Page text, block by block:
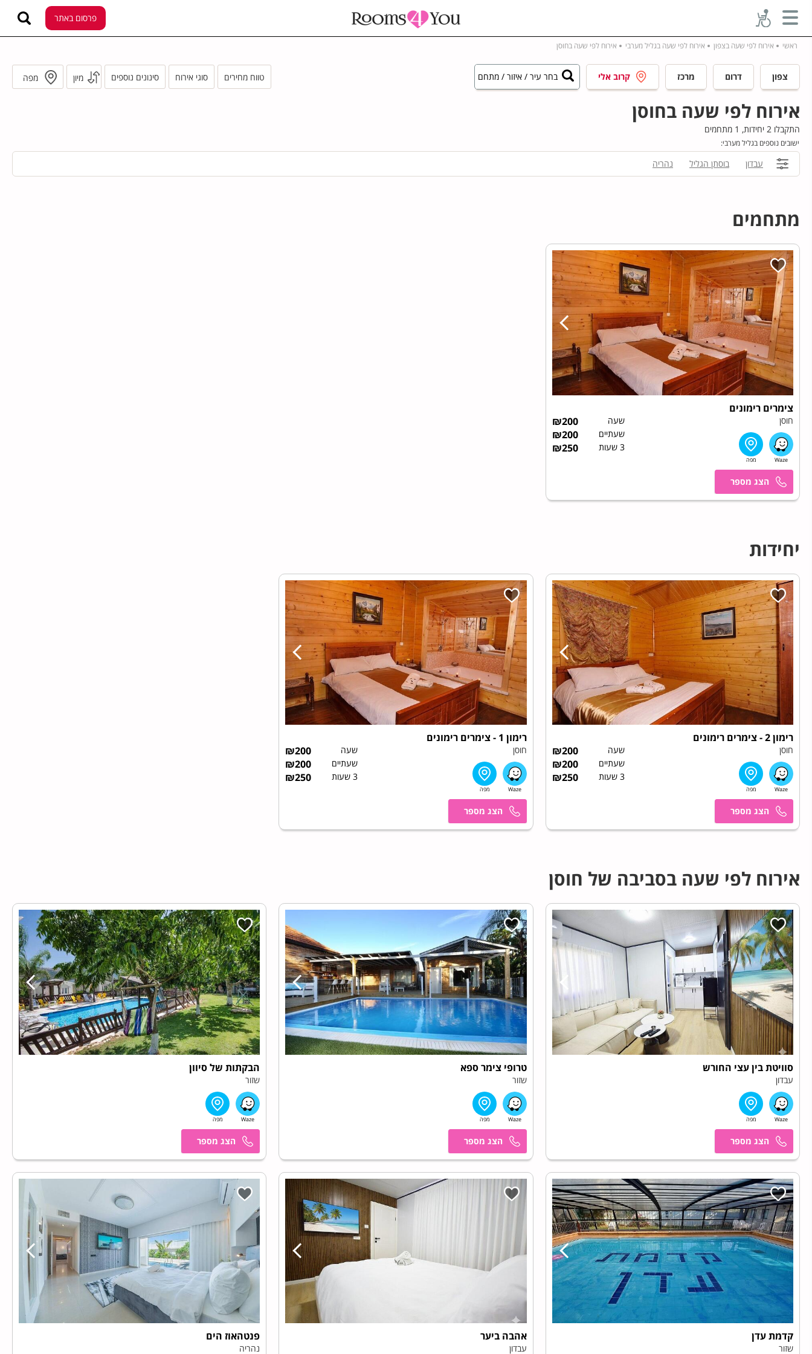
פרסום באתר
ראשי אירוח לפי שעה בצפון אירוח לפי שעה בגליל מערבי אירוח לפי שעה בחוסן
צפון דרום מרכז קרוב אלי בחר עיר / איזור / מתחם
אירוח לפי שעה בחוסן
התקבלו 2 יחידות, 1 מתחמים
טווח מחירים סוגי אירוח סינונים נוספים מיון מפה
ישובים נוספים בגליל מערבי:
עבדון בוסתן הגליל נהריה
מתחמים
צימרים רימונים
חוסן שעה ₪200
שעתיים ₪200
3 שעות ₪250
יחידות
רימון 2 - צימרים רימונים
חוסן שעה ₪200
שעתיים ₪200
3 שעות ₪250
רימון 1 - צימרים רימונים
חוסן שעה ₪200
שעתיים ₪200
3 שעות ₪250
אירוח לפי שעה בסביבה של חוסן
סוויטת בין עצי החורש
עבדון
אושר
טרופי צימר ספא
שזור
טל
הבקתות של סיוון
שזור
אלי
קדמת עדן
שזור
אהבה ביער
עבדון
פנטהאוז הים
נהריה